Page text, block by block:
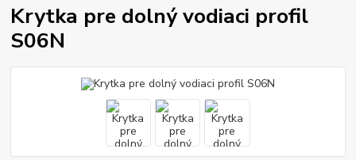
Krytka pre dolný vodiaci profil
S06N